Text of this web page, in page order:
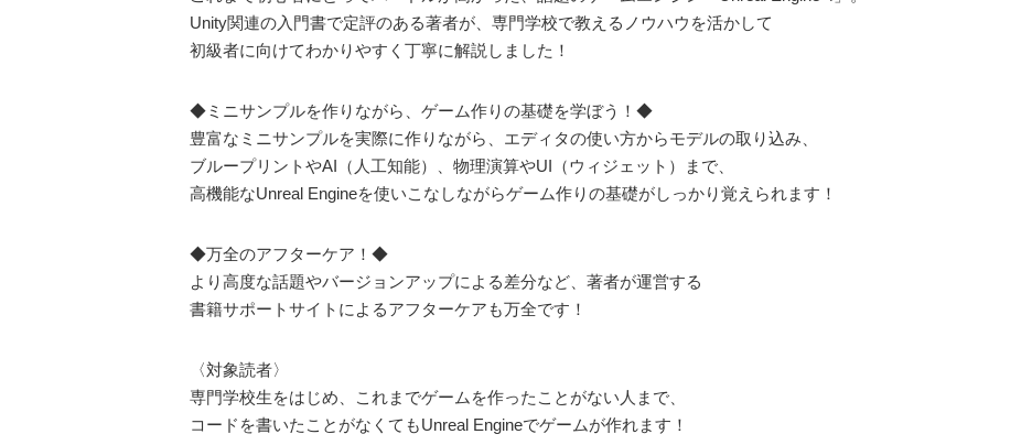
Unity関連の入門書で定評のある著者が、専門学校で教えるノウハウを活かして
初級者に向けてわかりやすく丁寧に解説しました！
◆ミニサンプルを作りながら、ゲーム作りの基礎を学ぼう！◆
豊富なミニサンプルを実際に作りながら、エディタの使い方からモデルの取り込み、
ブループリントやAI（人工知能）、物理演算やUI（ウィジェット）まで、
高機能なUnreal Engineを使いこなしながらゲーム作りの基礎がしっかり覚えられます！
◆万全のアフターケア！◆
より高度な話題やバージョンアップによる差分など、著者が運営する
書籍サポートサイトによるアフターケアも万全です！
〈対象読者〉
専門学校生をはじめ、これまでゲームを作ったことがない人まで、
コードを書いたことがなくてもUnreal Engineでゲームが作れます！